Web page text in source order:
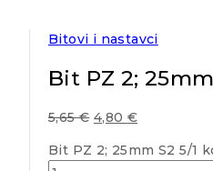
Bitovi i nastavci
Bit PZ 2;
5,65€ 4,80 €
Bit PZ 2; 25mm S2 5/1